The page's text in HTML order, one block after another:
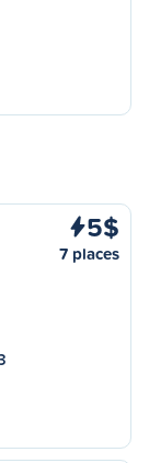
5$
7 places